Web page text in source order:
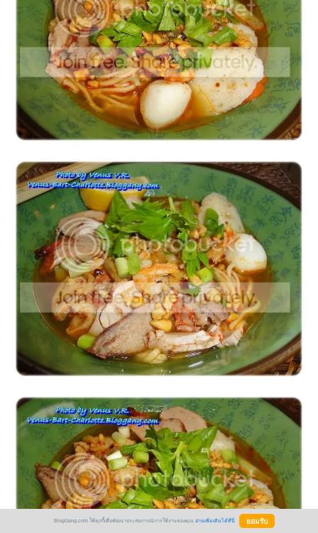
BlogGang.com ใช้คุกกี้เพื่อพัฒนาประสบการณ์การใช้งานของคุณ อ่านเพิ่มเติมได้ที่นี่